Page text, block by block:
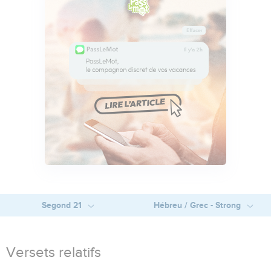
Segond 21 Hébreu / Grec - Strong
Versets relatifs